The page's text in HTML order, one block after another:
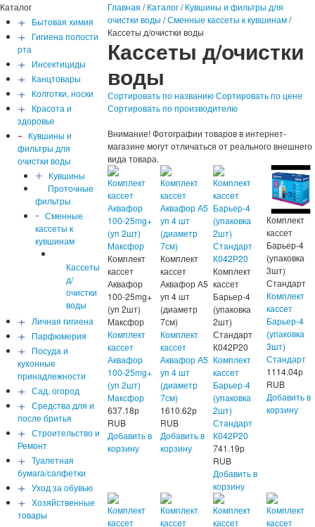
Каталог
+ Бытовая химия
+ Гигиена полости
рта
+ Инсектициды
+ Канцтовары
+ Колготки, носки
+ Красота и
здоровье
- Кувшины и
фильтры для
очистки воды
+ Кувшины
Проточные
фильтры
- Сменные
кассеты к
кувшинам
Кассеты
д/
очистки
воды
+ Личная гигиена
+ Парфюмерия
+ Посуда и
кухонные
принадлежности
+ Сад, огород
+ Средства для и
после бритья
+ Строительство и
Ремонт
+ Туалетная
бумага/салфетки
+ Уход за обувью
+ Хозяйственные
товары
Главная /Каталог/Кувшины и фильтры для
очистки воды /Сменные кассеты к кувшинам/
Кассеты д/очистки воды
Кассеты д/очистки
воды
Сортировать по названию Сортировать по цене
Сортировать по производителю
Внимание! Фотографии товаров в интернет-
магазине могут отличаться от реального внешнего
вида товара.
Комплект
кассет
Аквафор
100-25mg+
(уп 2шт)
Максфор
Комплект
кассет
Аквафор
100-25mg+
(уп 2шт)
Максфор
637.18р
RUB
Добавить в
корзину
Комплект
кассет
Аквафор А5
уп 4 шт
(диаметр
7см)
Комплект
кассет
Аквафор А5
уп 4 шт
(диаметр
7см)
1610.62р
RUB
Добавить в
корзину
Комплект
кассет
Барьер-4
(упаковка
2шт)
Стандарт
К042Р20
Комплект
кассет
Барьер-4
(упаковка
2шт)
Стандарт
К042Р20
741.19р
RUB
Добавить в
корзину
Комплект
кассет
Барьер-4
(упаковка
3шт)
Стандарт
Комплект
кассет
Барьер-4
(упаковка
3шт)
Стандарт
1114.04р
RUB
Добавить в
корзину